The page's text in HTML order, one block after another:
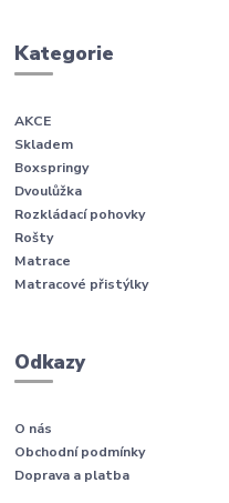
Kategorie
AKCE
Skladem
Boxspringy
Dvoulůžka
Rozkládací pohovky
Rošty
Matrace
Matracové přistýlky
Odkazy
O nás
Obchodní podmínky
Doprava a platba